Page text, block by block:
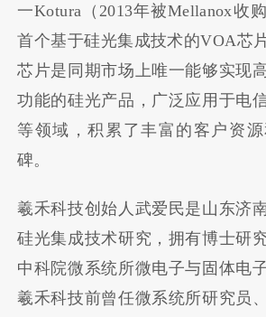
一Kotura（2013年被Mellanox收
首个基于硅光集成技术的VOA芯
芯片是同期市场上唯一能够实现
功能的硅光产品，广泛应用于电
等领域，积累了丰富的客户资
碑。
羲禾科技创始人武爱民是山东济
硅光集成技术研究，拥有博士研
中科院微系统所微电子与固体电
羲禾科技前曾任微系统所研究员